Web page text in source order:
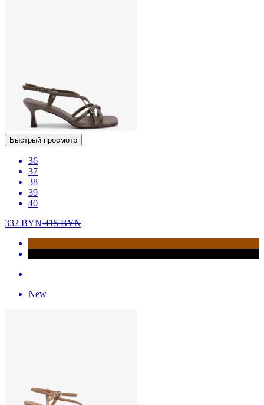
Быстрый просмотр
36
37
38
39
40
332 BYN415BYN
New